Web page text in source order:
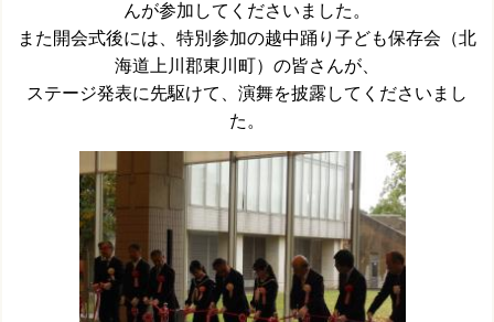
んが参加してくださいました。
また開会式後には、特別参加の越中踊り子ども保存会（北
海道上川郡東川町）の皆さんが、
ステージ発表に先駆けて、演舞を披露してくださいまし
た。